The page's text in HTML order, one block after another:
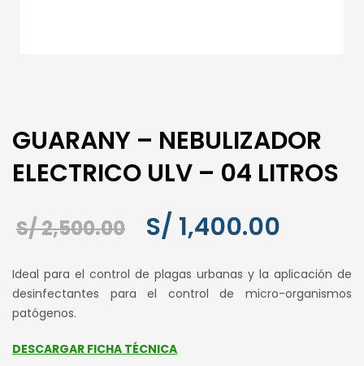
GUARANY – NEBULIZADOR
ELECTRICO ULV – 04 LITROS
S/2,500.00
El
original
S/ 2,500.00.
S/ 1,400.00
actual
Ideal para el control de plagas urbanas y la aplicación de
desinfectantes para el control de micro-organismos
patógenos.
DESCARGAR FICHA TÉCNICA